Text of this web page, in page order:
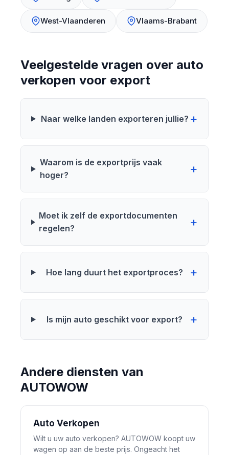
West-Vlaanderen Vlaams-Brabant
Veelgestelde vragen over auto
verkopen voor export
Naar welke landen exporteren jullie?
Waarom is de exportprijs vaak
hoger?
Moet ik zelf de exportdocumenten
regelen?
Hoe lang duurt het exportproces?
Is mijn auto geschikt voor export?
Andere diensten van
AUTOWOW
Auto Verkopen
Wilt u uw auto verkopen? AUTOWOW koopt uw
wagen op aan de beste prijs. Ongeacht het